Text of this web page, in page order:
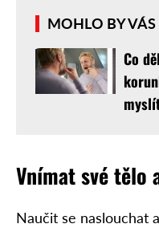
MOHLO BY
Co
Vnímat své tělo
Naučit se naslouchat